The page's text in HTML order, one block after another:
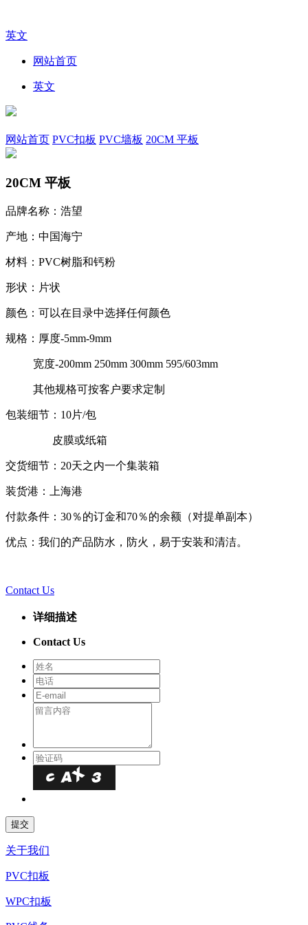
英文
网站首页
英文
网站首页 PVC扣板 PVC墙板 20CM 平板
20CM 平板
品牌名称：浩望
产地：中国海宁
材料：PVC树脂和钙粉
形状：片状
颜色：可以在目录中选择任何颜色
规格：厚度-5mm-9mm
宽度-200mm 250mm 300mm 595/603mm
其他规格可按客户要求定制
包装细节：10片/包
皮膜或纸箱
交货细节：20天之内一个集装箱
装货港：上海港
付款条件：30％的订金和70％的余额（对提单副本）
优点：我们的产品防水，防火，易于安装和清洁。
Contact Us
详细描述
Contact Us
关于我们
PVC扣板
WPC扣板